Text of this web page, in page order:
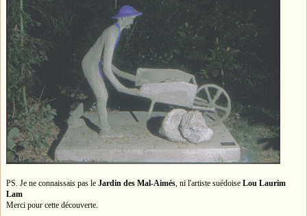
PS. Je ne connaissais pas le Jardin des Mal-Aimés, ni l'artiste suédoise Lou Laurim
Lam
Merci pour cette découverte.